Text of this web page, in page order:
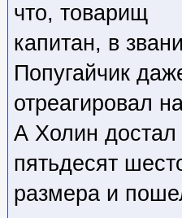
что, товарищ
капитан, в
Попугайчик
отреагировал
А Холин достал
пятьдесят
размера и